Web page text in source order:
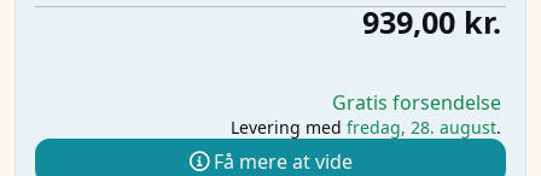
939,00 kr.
Gratis forsendelse
Levering med fredag, 28. august.
Få mere at vide